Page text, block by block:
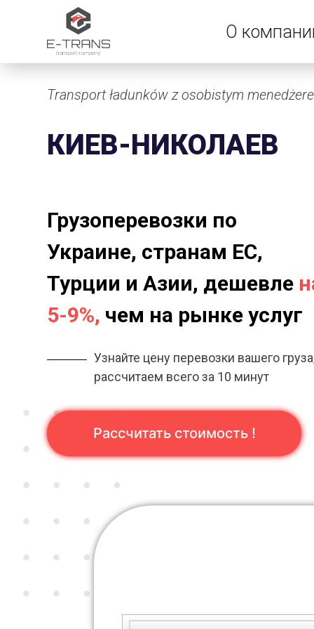
О
Transport ładunków z osobistym
КИЕВ-НИКОЛАЕВ
Грузоперевозки по
Украине, странам ЕС,
Турции и Азии, дешевле
5-9%, чем на рынке услуг
Узнайте цену перевозки вашего
рассчитаем всего за 10 минут
Рассчитать стоимость !